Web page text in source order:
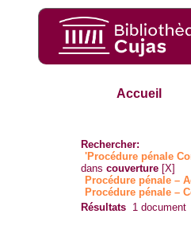
Accueil
Rechercher:
'Procédure pénale
danscouverture [X]
Procédure pénale –
Procédure pénale –
Résultats 1 document